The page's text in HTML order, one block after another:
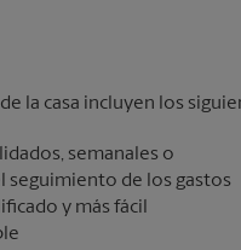
la casa incluyen los
semanales o
seguimiento de los gastos
y más fácil